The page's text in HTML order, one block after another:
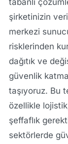
şirketinizin
merkezi
risklerinden
dağıtık ve
güvenlik
taşıyoruz. Bu
özellikle
şeffaflık
sektörlerde